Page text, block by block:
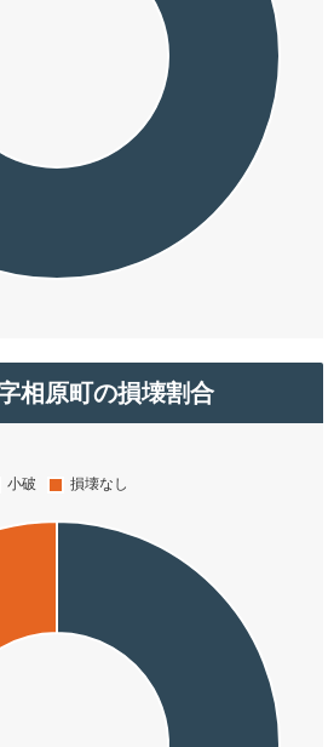
相原町の損壊割合